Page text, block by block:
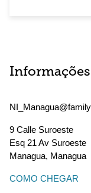
Informações
9 Calle Suroeste
Esq 21 Av Suroeste
Managua, Managua
COMO CHEGAR